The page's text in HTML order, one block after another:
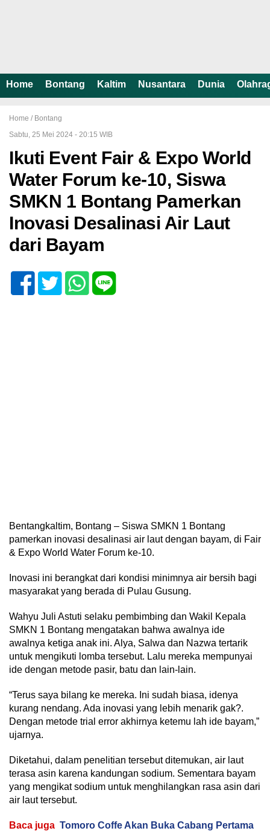
Home Bontang Kaltim Nusantara Dunia
Home / Bontang
Sabtu, 25 Mei 2024 - 20:15 WIB
Ikuti Event Fair & Expo World
Water Forum ke-10, Siswa
SMKN 1 Bontang Pamerkan
Inovasi Desalinasi Air Laut
dari Bayam
Bentangkaltim, Bontang – Siswa SMKN 1 Bontang
pamerkan inovasi desalinasi air laut dengan bayam, di Fair
& Expo World Water Forum ke-10.
Inovasi ini berangkat dari kondisi minimnya air bersih bagi
masyarakat yang berada di Pulau Gusung.
Wahyu Juli Astuti selaku pembimbing dan Wakil Kepala
SMKN 1 Bontang mengatakan bahwa awalnya ide
awalnya ketiga anak ini. Alya, Salwa dan Nazwa tertarik
untuk mengikuti lomba tersebut. Lalu mereka mempunyai
ide dengan metode pasir, batu dan lain-lain.
“Terus saya bilang ke mereka. Ini sudah biasa, idenya
kurang nendang. Ada inovasi yang lebih menarik gak?.
Dengan metode trial error akhirnya ketemu lah ide bayam,”
ujarnya.
Diketahui, dalam penelitian tersebut ditemukan, air laut
terasa asin karena kandungan sodium. Sementara bayam
yang mengikat sodium untuk menghilangkan rasa asin dari
air laut tersebut.
Baca juga Tomoro Coffe Akan Buka Cabang Pertama